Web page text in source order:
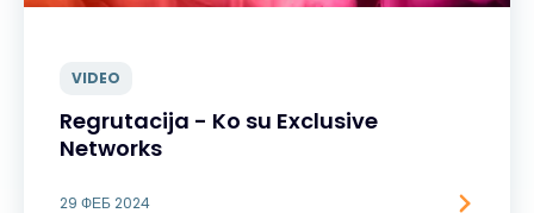
VIDEO
Regrutacija - Ko su Exclusive
Networks
29 ФЕБ 2024